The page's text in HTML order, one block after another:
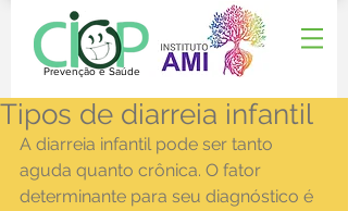
Prevenção e Saúde
Tipos de diarreia infantil
A diarreia infantil pode ser tanto
aguda quanto crônica. O fator
determinante para seu diagnóstico é